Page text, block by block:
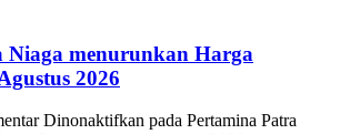
Niaga menurunkan Harga
2026
Dinonaktifkan pada Pertamina Patra